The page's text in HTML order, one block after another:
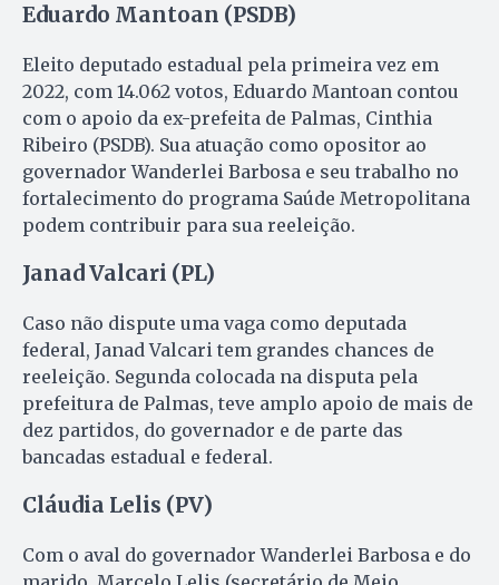
Eduardo Mantoan (PSDB)
Eleito deputado estadual pela primeira vez em
2022, com 14.062 votos, Eduardo Mantoan contou
com o apoio da ex-prefeita de Palmas, Cinthia
Ribeiro (PSDB). Sua atuação como opositor ao
governador Wanderlei Barbosa e seu trabalho no
fortalecimento do programa Saúde Metropolitana
podem contribuir para sua reeleição.
Janad Valcari (PL)
Caso não dispute uma vaga como deputada
federal, Janad Valcari tem grandes chances de
reeleição. Segunda colocada na disputa pela
prefeitura de Palmas, teve amplo apoio de mais de
dez partidos, do governador e de parte das
bancadas estadual e federal.
Cláudia Lelis (PV)
Com o aval do governador Wanderlei Barbosa e do